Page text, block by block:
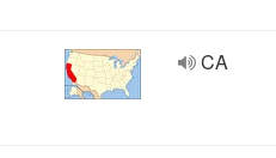
CA